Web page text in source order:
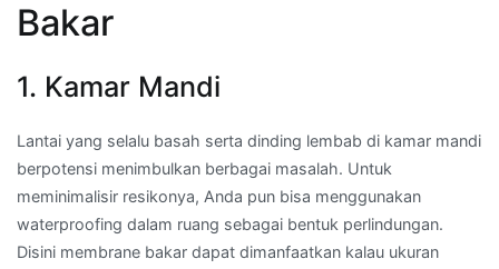
Bakar
1. Kamar Mandi
Lantai yang selalu basah serta dinding lembab di kamar mandi
berpotensi menimbulkan berbagai masalah. Untuk
meminimalisir resikonya, Anda pun bisa menggunakan
waterproofing dalam ruang sebagai bentuk perlindungan.
Disini membrane bakar dapat dimanfaatkan kalau ukuran